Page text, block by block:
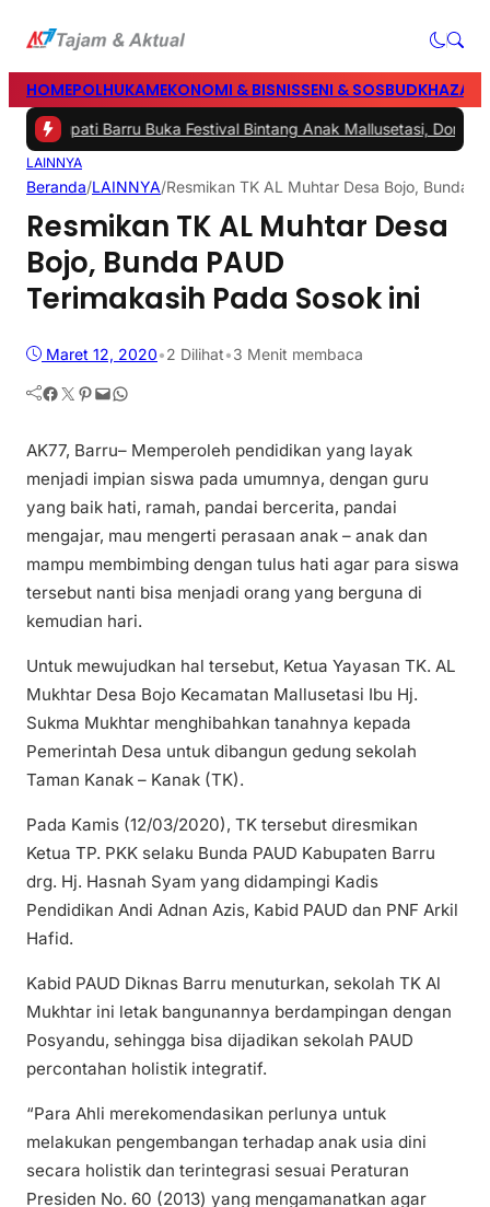
HOMEPOLHUKAMEKONOMI & BISNISSENI & SOSBUD
Bupati Barru Buka Festival Bintang Anak Mallusetasi, Dorong
LAINNYA
Beranda/LAINNYA/Resmikan TK AL Muhtar Desa Bojo, Bunda
Resmikan TK AL Muhtar Desa
Bojo, Bunda PAUD
Terimakasih Pada Sosok ini
Maret 12, 2020•2 Dilihat•3 Menit membaca
Facebook Twitter Pinterest Mail WhatsApp
AK77, Barru– Memperoleh pendidikan yang layak
menjadi impian siswa pada umumnya, dengan guru
yang baik hati, ramah, pandai bercerita, pandai
mengajar, mau mengerti perasaan anak – anak dan
mampu membimbing dengan tulus hati agar para siswa
tersebut nanti bisa menjadi orang yang berguna di
kemudian hari.
Untuk mewujudkan hal tersebut, Ketua Yayasan TK. AL
Mukhtar Desa Bojo Kecamatan Mallusetasi Ibu Hj.
Sukma Mukhtar menghibahkan tanahnya kepada
Pemerintah Desa untuk dibangun gedung sekolah
Taman Kanak – Kanak (TK).
Pada Kamis (12/03/2020), TK tersebut diresmikan
Ketua TP. PKK selaku Bunda PAUD Kabupaten Barru
drg. Hj. Hasnah Syam yang didampingi Kadis
Pendidikan Andi Adnan Azis, Kabid PAUD dan PNF Arkil
Hafid.
Kabid PAUD Diknas Barru menuturkan, sekolah TK Al
Mukhtar ini letak bangunannya berdampingan dengan
Posyandu, sehingga bisa dijadikan sekolah PAUD
percontahan holistik integratif.
“Para Ahli merekomendasikan perlunya untuk
melakukan pengembangan terhadap anak usia dini
secara holistik dan terintegrasi sesuai Peraturan
Presiden No. 60 (2013) yang mengamanatkan agar